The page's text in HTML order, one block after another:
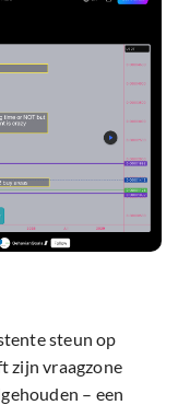
steun op
zijn vraagzone
– een